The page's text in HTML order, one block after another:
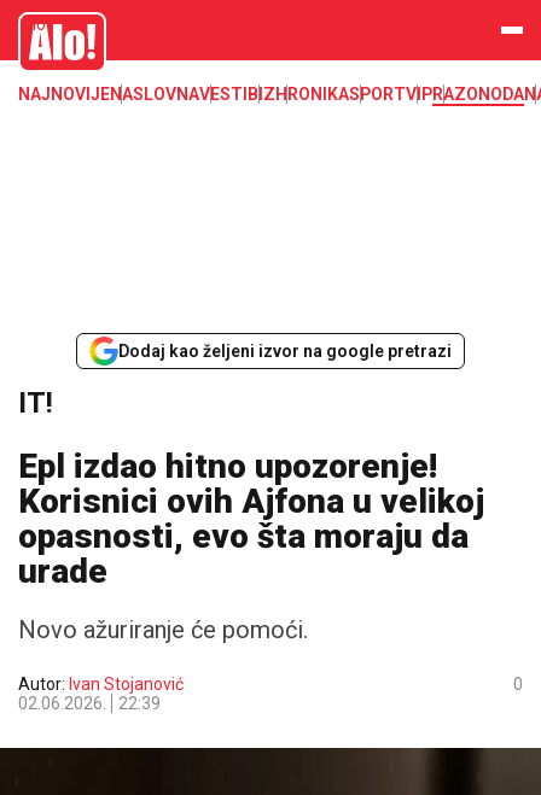
IT, kompjuter, računar, telefon, mobilni, program, sajber, android, ios
Alo
NAJNOVIJENASLOVNAVESTI BIZHRONIKASPORTVIPRAZONODA
Dodaj kao željeni izvor na google pretrazi
IT!
Epl izdao hitno upozorenje!
Korisnici ovih Ajfona u velikoj
opasnosti, evo šta moraju da
urade
Novo ažuriranje će pomoći.
Autor: Ivan Stojanović
02.06.2026.
22:39
0